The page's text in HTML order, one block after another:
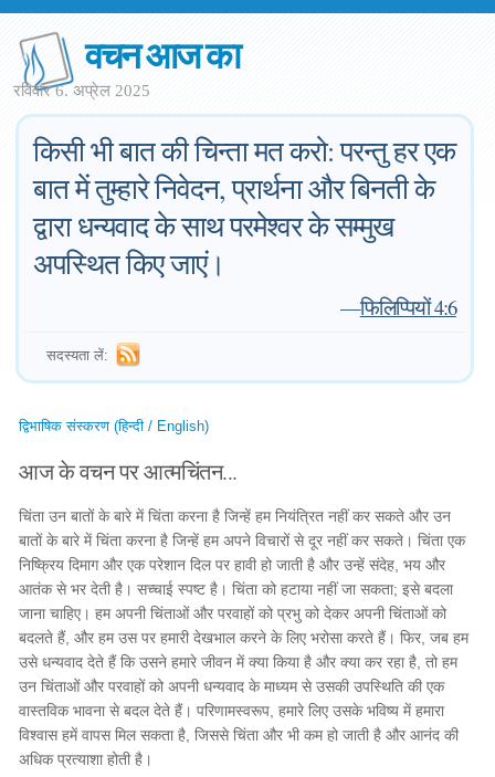
वचन आज का
रविवार 6. अप्रेल 2025
किसी भी बात की चिन्ता मत करो: परन्तु हर एक
बात में तुम्हारे निवेदन, प्रार्थना और बिनती के
द्वारा धन्यवाद के साथ परमेश्वर के सम्मुख
अपस्थित किए जाएं।
—फिलिप्पियों 4:6
सदस्यता लें:
द्विभाषिक संस्करण (हिन्दी / English)
आज के वचन पर आत्मचिंतन...
चिंता उन बातों के बारे में चिंता करना है जिन्हें हम नियंत्रित नहीं कर सकते और उन
बातों के बारे में चिंता करना है जिन्हें हम अपने विचारों से दूर नहीं कर सकते। चिंता एक
निष्क्रिय दिमाग और एक परेशान दिल पर हावी हो जाती है और उन्हें संदेह, भय और
आतंक से भर देती है। सच्चाई स्पष्ट है। चिंता को हटाया नहीं जा सकता; इसे बदला
जाना चाहिए। हम अपनी चिंताओं और परवाहों को प्रभु को देकर अपनी चिंताओं को
बदलते हैं, और हम उस पर हमारी देखभाल करने के लिए भरोसा करते हैं। फिर, जब हम
उसे धन्यवाद देते हैं कि उसने हमारे जीवन में क्या किया है और क्या कर रहा है, तो हम
उन चिंताओं और परवाहों को अपनी धन्यवाद के माध्यम से उसकी उपस्थिति की एक
वास्तविक भावना से बदल देते हैं। परिणामस्वरूप, हमारे लिए उसके भविष्य में हमारा
विश्वास हमें वापस मिल सकता है, जिससे चिंता और भी कम हो जाती है और आनंद की
अधिक प्रत्याशा होती है।